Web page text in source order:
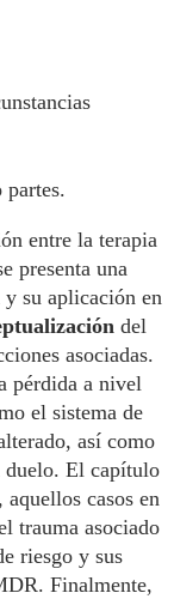
entre la terapia
presenta una
su aplicación en
del
asociadas.
pérdida a nivel
el sistema de
así como
duelo. El capítulo
aquellos casos en
trauma asociado
riesgo y sus
Finalmente,